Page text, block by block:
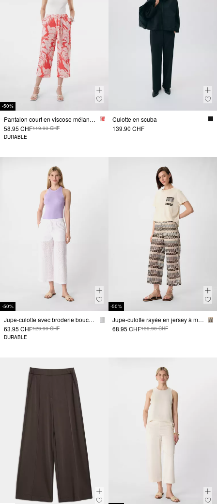
-50%
Pantalon court en viscose mélangée, coupe décontractée, imprimé sur toute la surface.
58.95 CHF119.90 CHF
DURABLE
Culotte en scuba
139.90 CHF
-50%
Jupe-culotte avec broderie bouclée
63.95 CHF129.90 CHF
DURABLE
-50%
Jupe-culotte rayée en jersey à motif zig-zag ajouré
68.95 CHF139.90 CHF